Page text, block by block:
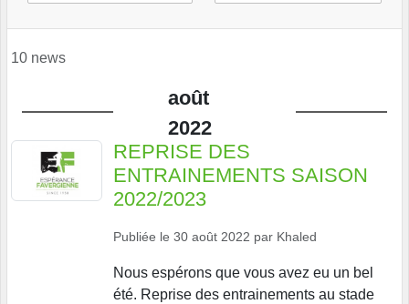
10 news
août
2022
REPRISE DES
ENTRAINEMENTS SAISON
2022/2023
Publiée le 30 août 2022 par Khaled
Nous espérons que vous avez eu un bel
été. Reprise des entrainements au stade